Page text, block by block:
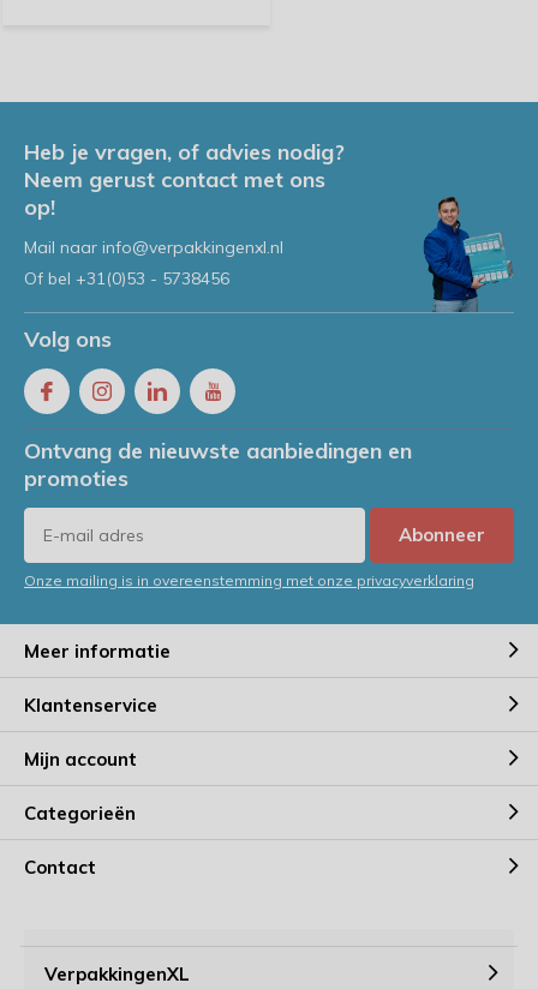
Heb je vragen, of advies nodig?
Neem gerust contact met ons
op!
Mail naar info@verpakkingenxl.nl
Of bel +31(0)53 - 5738456
Volg ons
Ontvang de nieuwste aanbiedingen en
promoties
Abonneer
Onze mailing is in overeenstemming met onze privacyverklaring
Meer informatie
Klantenservice
Mijn account
Categorieën
Contact
VerpakkingenXL